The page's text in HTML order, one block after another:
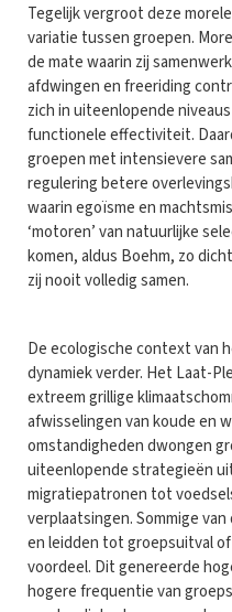
Tegelijk vergroot deze
variatie tussen groepen.
de mate waarin zij
afdwingen en freeriding
zich in uiteenlopende
functionele effectiviteit.
groepen met intensievere
regulering betere
waarin egoïsme en
‘motoren’ van natuurlijke
komen, aldus Boehm, zo
zij nooit volledig samen.
De ecologische context van
dynamiek verder. Het Laat-
extreem grillige
afwisselingen van koude en
omstandigheden dwongen
uiteenlopende strategieën
migratiepatronen tot
verplaatsingen. Sommige
en leidden tot groepsuitval
voordeel. Dit genereerde
hogere frequentie van